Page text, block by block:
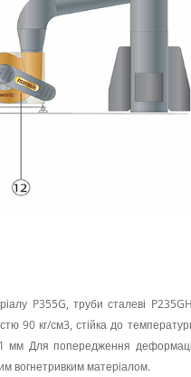
P355G, труби сталеві
90 кг/см3, стійка до
мм Для попередження
вогнетривким матеріалом.